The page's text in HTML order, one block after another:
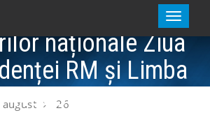
Toggle
felicitare cu prilejul
naționale Ziua
RM și Limba
Noastră
august 26